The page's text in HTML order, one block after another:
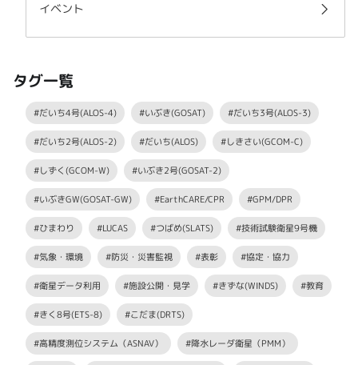
イベント
タグ一覧
#だいち4号(ALOS-4) #いぶき(GOSAT) #だいち3号(ALOS-3)
#だいち2号(ALOS-2) #だいち(ALOS) #しきさい(GCOM-C)
#しずく(GCOM-W) #いぶき2号(GOSAT-2)
#いぶきGW(GOSAT-GW) #EarthCARE/CPR #GPM/DPR
#ひまわり #LUCAS #つばめ(SLATS) #技術試験衛星9号機
#気象・環境 #防災・災害監視 #表彰 #協定・協力
#衛星データ利用 #施設公開・見学 #きずな(WINDS) #教育
#きく8号(ETS-8) #こだま(DRTS)
#高精度測位システム（ASNAV） #降水レーダ衛星（PMM）